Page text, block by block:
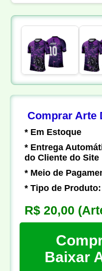
Comprar Arte
* Em Estoque
* Entrega
do Cliente do Site
* Meio de
* Tipo de
R$ 20,00
Baixar